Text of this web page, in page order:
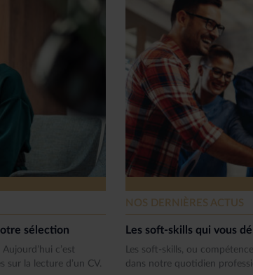
sélection
c’est
sur la lecture d’un CV.
NOS DERNIÈRES ACTUS
Les soft-skills qui vous
Les soft-skills, ou
dans notre quotidien